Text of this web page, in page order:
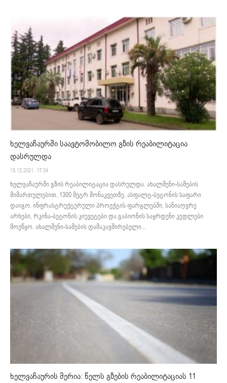
ხელვაჩაურში საავტომობილო გზის რეაბილიტაცია
დასრულდა
15.12.2021. 17:34
ხელვაჩაურში გზის რეაბილიტაცია დასრულდა. ახალშენი-სამების
მიმართულებით, 1300 მეტრ მონაკვეთზე, ასფალტ-ბეტონის საფარი
დაიგო. ინფრასტრუქტურული პროექტის ფარგლებში, სანიაღვრე
არხები, რკინა-ბეტონის კიუვეტები და გაბიონის საყრდენი კედლები
მოეწყო. ახალშენი-სამების დამაკავშირებელი...
ხელვაჩაურის მერია: წელს გზების რეაბილიტაციას 11